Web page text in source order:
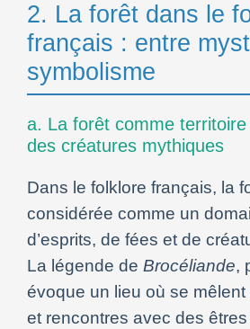
2. La forêt dans le
français : entre
symbolisme
a. La forêt comme
des créatures mythiques
Dans le folklore français, la
considérée comme un
d’esprits, de fées et de
La légende de Brocéliande,
évoque un lieu où se
et rencontres avec des